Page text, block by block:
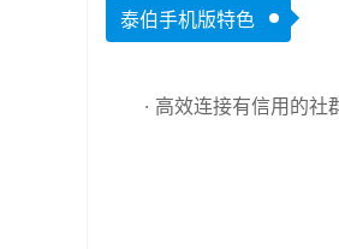
泰伯手机版特色
· 高效连接有信用的社